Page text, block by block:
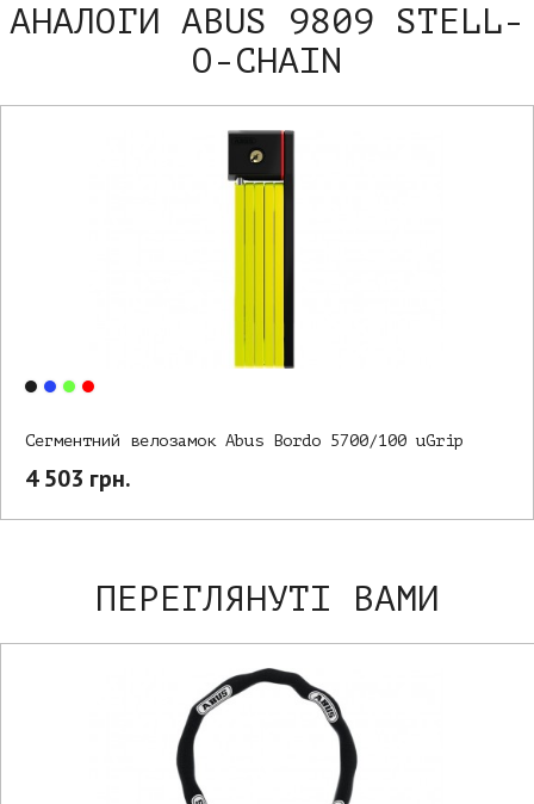
АНАЛОГИ ABUS 9809 STELL-
O-CHAIN
Сегментний велозамок Abus Bordo 5700/100 uGrip
4 503 грн.
ПЕРЕГЛЯНУТІ ВАМИ